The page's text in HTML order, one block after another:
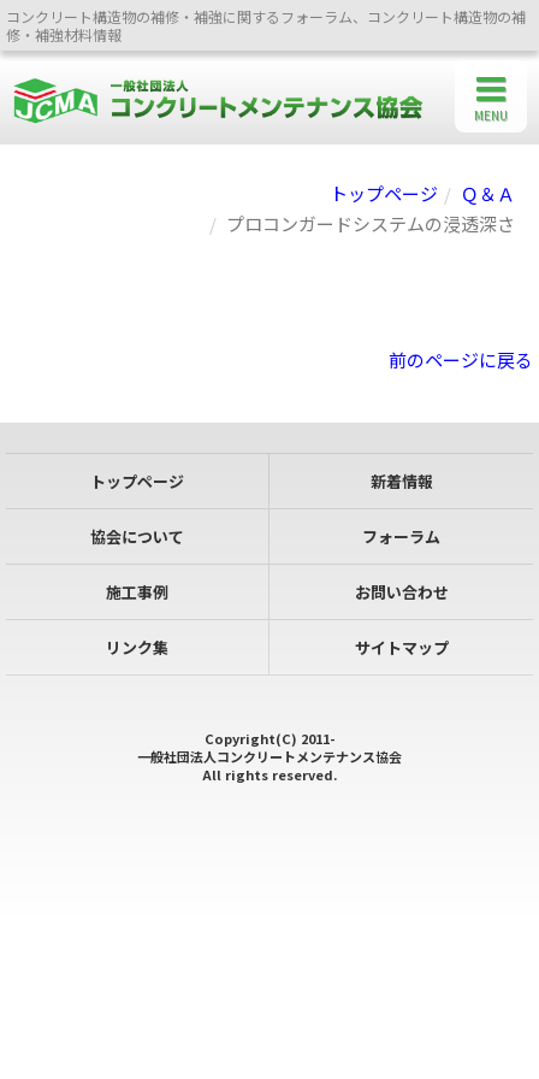
コンクリート構造物の補修・補強に関するフォーラム、コンクリート構造物の補
修・補強材料情報
トップページ
Ｑ＆Ａ
プロコンガードシステムの浸透深さ
前のページに戻る
トップページ 新着情報
協会について フォーラム
施工事例 お問い合わせ
リンク集 サイトマップ
Copyright(C) 2011-
一般社団法人コンクリートメンテナンス協会
All rights reserved.
MENU